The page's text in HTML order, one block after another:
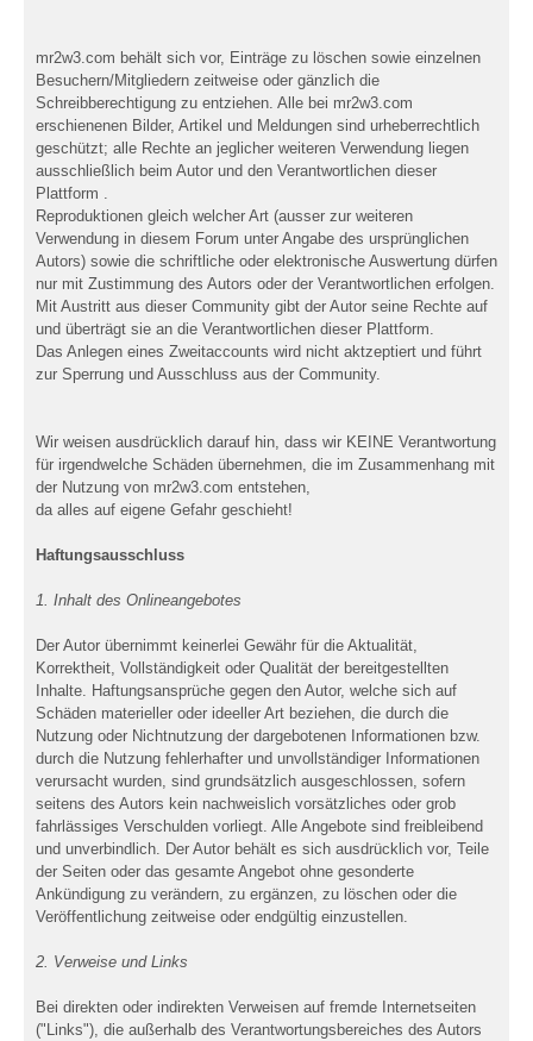
mr2w3.com behält sich vor, Einträge zu löschen sowie einzelnen
Besuchern/Mitgliedern zeitweise oder gänzlich die
Schreibberechtigung zu entziehen. Alle bei mr2w3.com
erschienenen Bilder, Artikel und Meldungen sind urheberrechtlich
geschützt; alle Rechte an jeglicher weiteren Verwendung liegen
ausschließlich beim Autor und den Verantwortlichen dieser
Plattform .
Reproduktionen gleich welcher Art (ausser zur weiteren
Verwendung in diesem Forum unter Angabe des ursprünglichen
Autors) sowie die schriftliche oder elektronische Auswertung dürfen
nur mit Zustimmung des Autors oder der Verantwortlichen erfolgen.
Mit Austritt aus dieser Community gibt der Autor seine Rechte auf
und überträgt sie an die Verantwortlichen dieser Plattform.
Das Anlegen eines Zweitaccounts wird nicht aktzeptiert und führt
zur Sperrung und Ausschluss aus der Community.
Wir weisen ausdrücklich darauf hin, dass wir KEINE Verantwortung
für irgendwelche Schäden übernehmen, die im Zusammenhang mit
der Nutzung von mr2w3.com entstehen,
da alles auf eigene Gefahr geschieht!
Haftungsausschluss
1. Inhalt des Onlineangebotes
Der Autor übernimmt keinerlei Gewähr für die Aktualität,
Korrektheit, Vollständigkeit oder Qualität der bereitgestellten
Inhalte. Haftungsansprüche gegen den Autor, welche sich auf
Schäden materieller oder ideeller Art beziehen, die durch die
Nutzung oder Nichtnutzung der dargebotenen Informationen bzw.
durch die Nutzung fehlerhafter und unvollständiger Informationen
verursacht wurden, sind grundsätzlich ausgeschlossen, sofern
seitens des Autors kein nachweislich vorsätzliches oder grob
fahrlässiges Verschulden vorliegt. Alle Angebote sind freibleibend
und unverbindlich. Der Autor behält es sich ausdrücklich vor, Teile
der Seiten oder das gesamte Angebot ohne gesonderte
Ankündigung zu verändern, zu ergänzen, zu löschen oder die
Veröffentlichung zeitweise oder endgültig einzustellen.
2. Verweise und Links
Bei direkten oder indirekten Verweisen auf fremde Internetseiten
("Links"), die außerhalb des Verantwortungsbereiches des Autors